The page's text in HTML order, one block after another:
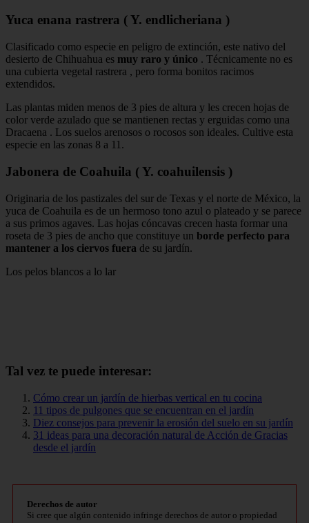
Yuca enana rastrera ( Y. endlicheriana )
Clasificado como especie en peligro de extinción, este nativo del
desierto de Chihuahua es muy raro y único . Técnicamente no es
una cubierta vegetal rastrera , pero forma bonitos racimos
extendidos.
Las plantas miden menos de 3 pies de altura y les crecen hojas de
color verde azulado que se mantienen rectas y erguidas como una
Dracaena . Los suelos arenosos o rocosos son ideales. Cultive esta
especie en las zonas 8 a 11.
Jabonera de Coahuila ( Y. coahuilensis )
Originaria de los pastizales del sur de Texas y el norte de México, la
yuca de Coahuila es de un hermoso tono azul o plateado y se parece
a sus primos agaves. Las hojas cóncavas crecen hasta formar una
roseta de 3 pies de ancho que constituye un borde perfecto para
mantener a los ciervos fuera de su jardín.
Los pelos blancos a lo lar
Tal vez te puede interesar:
Cómo crear un jardín de hierbas vertical en tu cocina
11 tipos de pulgones que se encuentran en el jardín
Diez consejos para prevenir la erosión del suelo en su jardín
31 ideas para una decoración natural de Acción de Gracias
desde el jardín
Derechos de autor
Si cree que algún contenido infringe derechos de autor o propiedad